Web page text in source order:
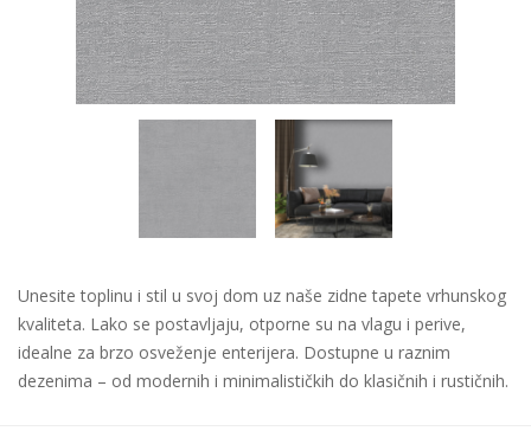
Unesite toplinu i stil u svoj dom uz naše zidne tapete vrhunskog
kvaliteta. Lako se postavljaju, otporne su na vlagu i perive,
idealne za brzo osveženje enterijera. Dostupne u raznim
dezenima – od modernih i minimalističkih do klasičnih i rustičnih.